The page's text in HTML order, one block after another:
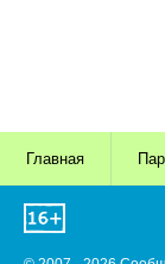
Главная